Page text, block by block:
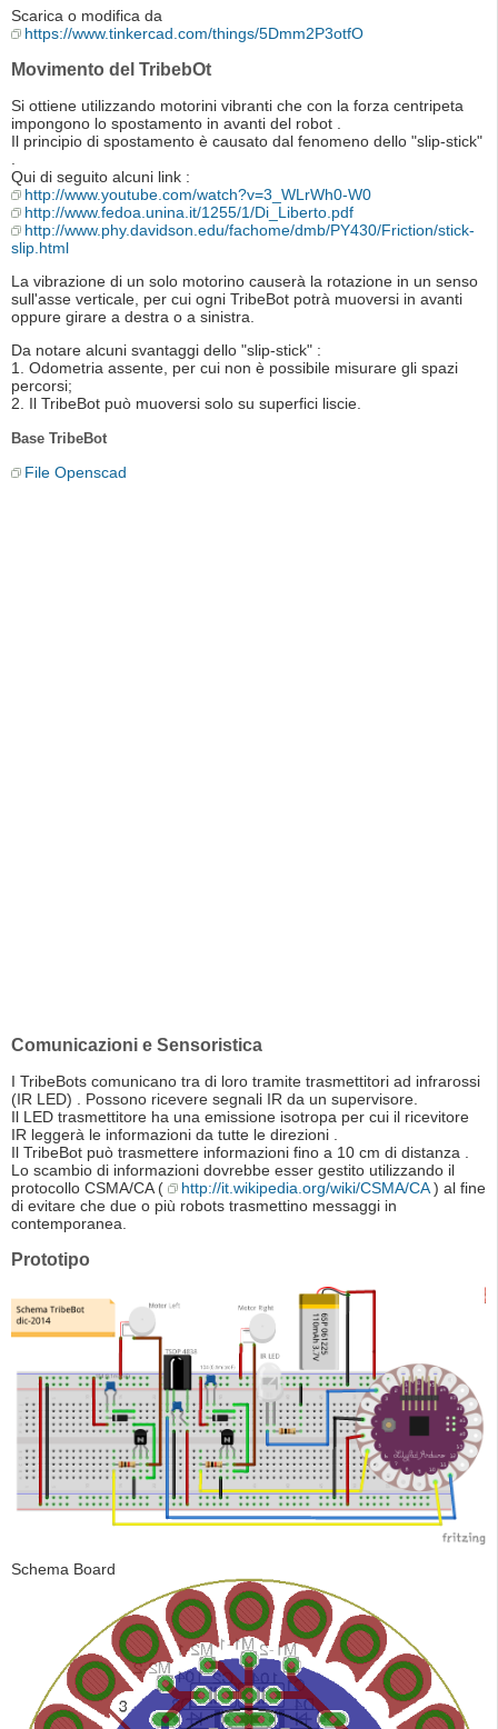
Scarica o modifica da
https://www.tinkercad.com/things/5Dmm2P3otfO
Movimento del TribebOt
Si ottiene utilizzando motorini vibranti che con la forza centripeta
impongono lo spostamento in avanti del robot .
Il principio di spostamento è causato dal fenomeno dello "slip-stick"
Qui di seguito alcuni link :
http://www.youtube.com/watch?v=3_WLrWh0-W0
http://www.fedoa.unina.it/1255/1/Di_Liberto.pdf
http://www.phy.davidson.edu/fachome/dmb/PY430/Friction/stick-
slip.html
La vibrazione di un solo motorino causerà la rotazione in un senso
sull'asse verticale, per cui ogni TribeBot potrà muoversi in avanti
oppure girare a destra o a sinistra.
Da notare alcuni svantaggi dello "slip-stick" :
1. Odometria assente, per cui non è possibile misurare gli spazi
percorsi;
2. Il TribeBot può muoversi solo su superfici liscie.
Base TribeBot
File Openscad
Comunicazioni e Sensoristica
I TribeBots comunicano tra di loro tramite trasmettitori ad infrarossi
(IR LED) . Possono ricevere segnali IR da un supervisore.
Il LED trasmettitore ha una emissione isotropa per cui il ricevitore
IR leggerà le informazioni da tutte le direzioni .
Il TribeBot può trasmettere informazioni fino a 10 cm di distanza .
Lo scambio di informazioni dovrebbe esser gestito utilizzando il
protocollo CSMA/CA (
http://it.wikipedia.org/wiki/CSMA/CA) al fine
di evitare che due o più robots trasmettino messaggi in
contemporanea.
Prototipo
Schema Board